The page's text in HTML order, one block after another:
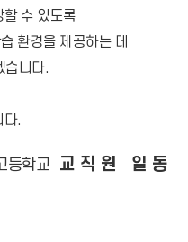
할 수 있도록
환경을 제공하는 데
습니다.
다.
등학교 교직원 일동